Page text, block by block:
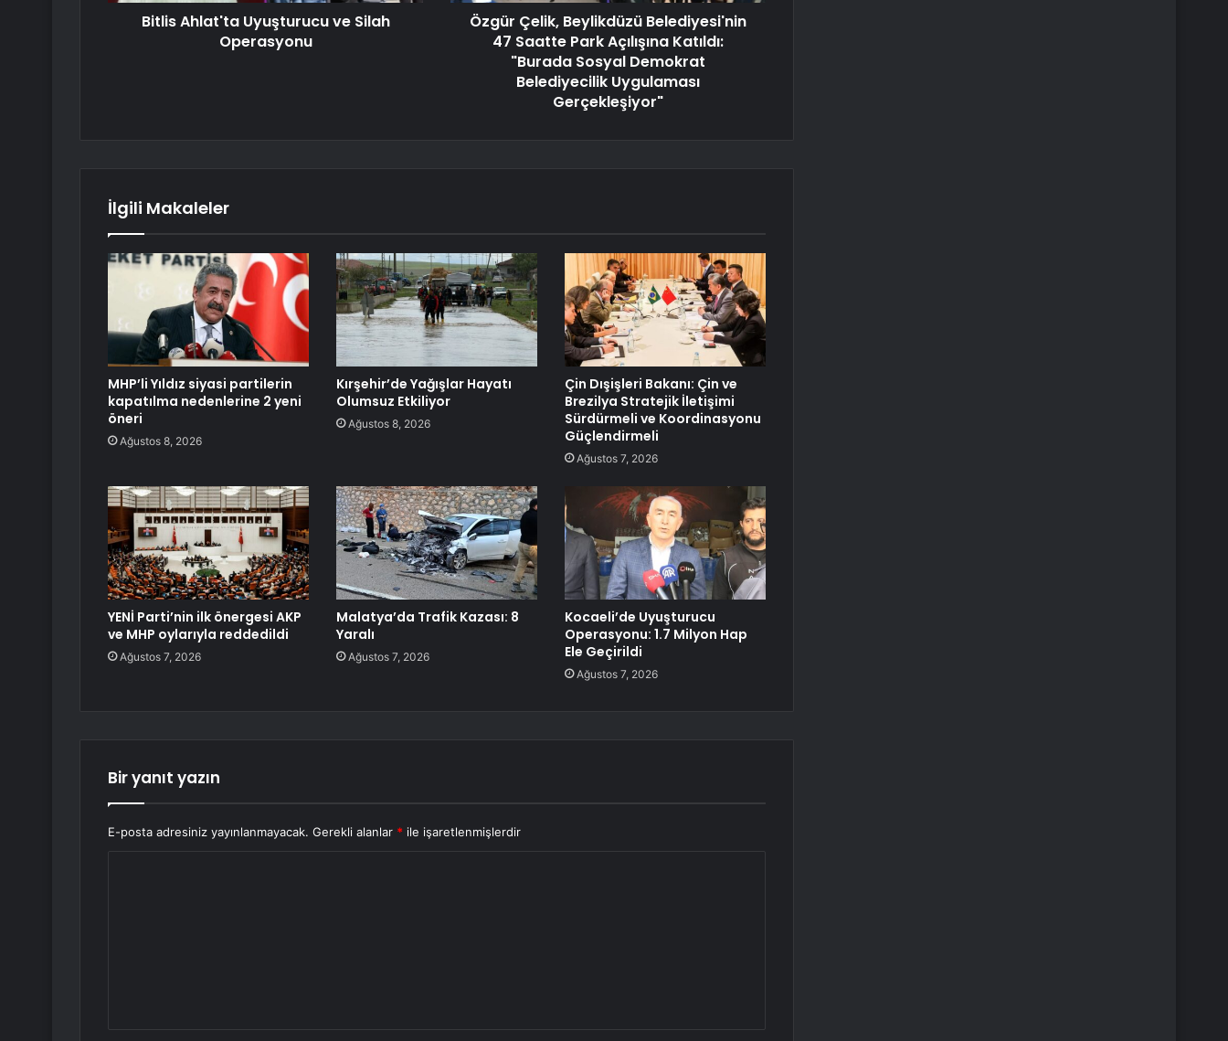
Bitlis Ahlat'ta Uyuşturucu ve Silah
Operasyonu
Özgür Çelik, Beylikdüzü Belediyesi'nin
47 Saatte Park Açılışına Katıldı:
"Burada Sosyal Demokrat
Belediyecilik Uygulaması
Gerçekleşiyor"
İlgili Makaleler
MHP’li Yıldız siyasi partilerin
kapatılma nedenlerine 2 yeni
öneri
Ağustos 8, 2026
Kırşehir’de Yağışlar Hayatı
Olumsuz Etkiliyor
Ağustos 8, 2026
Çin Dışişleri Bakanı: Çin ve
Brezilya Stratejik İletişimi
Sürdürmeli ve Koordinasyonu
Güçlendirmeli
Ağustos 7, 2026
YENİ Parti’nin ilk önergesi AKP
ve MHP oylarıyla reddedildi
Ağustos 7, 2026
Malatya’da Trafik Kazası: 8
Yaralı
Ağustos 7, 2026
Kocaeli’de Uyuşturucu
Operasyonu: 1.7 Milyon Hap
Ele Geçirildi
Ağustos 7, 2026
Bir yanıt yazın
E-posta adresiniz yayınlanmayacak. Gerekli alanlar * ile işaretlenmişlerdir